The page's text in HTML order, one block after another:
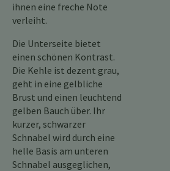
ihnen eine freche Note
verleiht.
Die Unterseite bietet
einen schönen Kontrast.
Die Kehle ist dezent grau,
geht in eine gelbliche
Brust und einen leuchtend
gelben Bauch über. Ihr
kurzer, schwarzer
Schnabel wird durch eine
helle Basis am unteren
Schnabel ausgeglichen,